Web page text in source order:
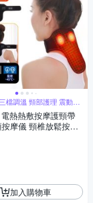
調溫 頸部護理 震動按
熱熱敷按摩護頸帶
摩儀 頸椎放鬆按摩
暖神器
加入購物車